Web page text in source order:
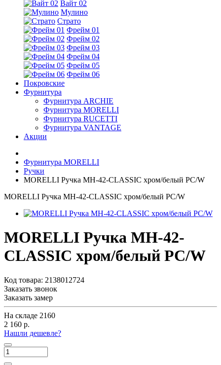
Вайт 02
Мулино
Страто
Фрейм 01
Фрейм 02
Фрейм 03
Фрейм 04
Фрейм 05
Фрейм 06
Покровские
Фурнитура
Фурнитура ARCHIE
Фурнитура MORELLI
Фурнитура RUCETTI
Фурнитура VANTAGE
Акции
Фурнитура MORELLI
Ручки
MORELLI Ручка MH-42-CLASSIC хром/белый PС/W
MORELLI Ручка MH-42-CLASSIC хром/белый PС/W
MORELLI Ручка MH-42-
CLASSIC хром/белый PС/W
Код товара: 2138012724
Заказать звонок
Заказать замер
На складе 2160
2 160 р.
Нашли дешевле?